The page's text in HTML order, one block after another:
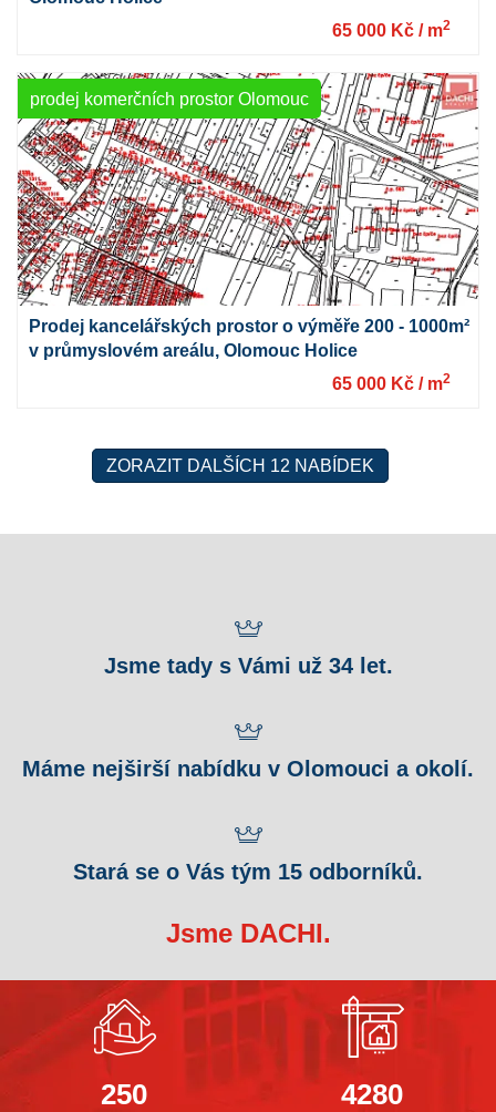
65 000 Kč / m2
prodej komerčních prostor Olomouc
Prodej kancelářských prostor o výměře 200 - 1000m²
v průmyslovém areálu, Olomouc Holice
65 000 Kč / m2
ZORAZIT DALŠÍCH 12 NABÍDEK
Jsme tady s Vámi už 34 let.
Máme nejširší nabídku v Olomouci a okolí.
Stará se o Vás tým 15 odborníků.
Jsme DACHI.
250 4280